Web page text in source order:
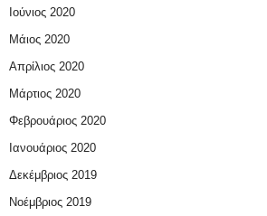
Ιούνιος 2020
Μάιος 2020
Απρίλιος 2020
Μάρτιος 2020
Φεβρουάριος 2020
Ιανουάριος 2020
Δεκέμβριος 2019
Νοέμβριος 2019